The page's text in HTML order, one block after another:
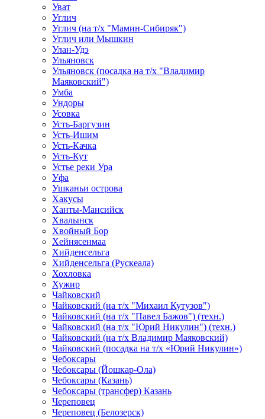
Уват
Углич
Углич (на т/х "Мамин-Сибиряк")
Углич или Мышкин
Улан-Удэ
Ульяновск
Ульяновск (посадка на т/х "Владимир
Маяковский")
Умба
Ундоры
Усовка
Усть-Баргузин
Усть-Ишим
Усть-Качка
Усть-Кут
Устье реки Ура
Уфа
Ушканьи острова
Хакусы
Ханты-Мансийск
Хвалынск
Хвойный Бор
Хейнясенмаа
Хийденсельга
Хийденсельга (Рускеала)
Хохловка
Хужир
Чайковский
Чайковский (на т/х "Михаил Кутузов")
Чайковский (на т/х "Павел Бажов") (техн.)
Чайковский (на т/х "Юрий Никулин") (техн.)
Чайковский (на т/х Владимир Маяковский)
Чайковский (посадка на т/х «Юрий Никулин»)
Чебоксары
Чебоксары (Йошкар-Ола)
Чебоксары (Казань)
Чебоксары (трансфер) Казань
Череповец
Череповец (Белозерск)